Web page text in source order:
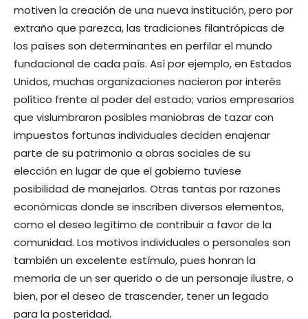
motiven la creación de una nueva institución, pero por
extraño que parezca, las tradiciones filantrópicas de
los países son determinantes en perfilar el mundo
fundacional de cada país. Así por ejemplo, en Estados
Unidos, muchas organizaciones nacieron por interés
político frente al poder del estado; varios empresarios
que vislumbraron posibles maniobras de tazar con
impuestos fortunas individuales deciden enajenar
parte de su patrimonio a obras sociales de su
elección en lugar de que el gobierno tuviese
posibilidad de manejarlos. Otras tantas por razones
económicas donde se inscriben diversos elementos,
como el deseo legítimo de contribuir a favor de la
comunidad. Los motivos individuales o personales son
también un excelente estímulo, pues honran la
memoria de un ser querido o de un personaje ilustre, o
bien, por el deseo de trascender, tener un legado
para la posteridad.